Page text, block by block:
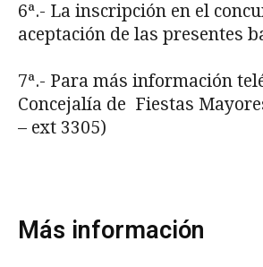
6ª.- La inscripción en el
aceptación de las presentes
7ª.- Para más información
Concejalía de Fiestas
– ext 3305)
Más información